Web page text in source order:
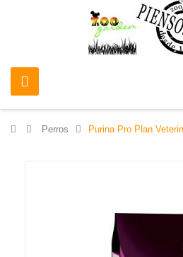
> Perros > Purina Pro Plan